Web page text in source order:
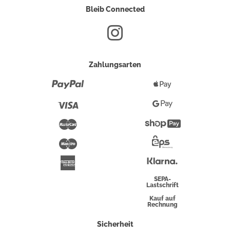
Bleib Connected
Zahlungsarten
Maestro
Pay
Google
PayShopify
Überweisung
SEPA-
Lastschrift
Kauf auf
Rechnung
Sicherheit